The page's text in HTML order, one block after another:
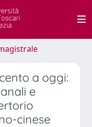
a oggi:
e
cinese